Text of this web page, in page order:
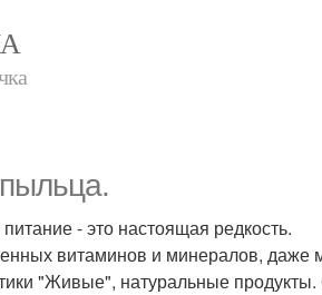
- это настоящая редкость.
витаминов и минералов, даже
"Живые", натуральные